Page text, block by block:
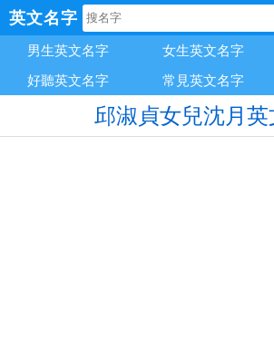
英文名字
男生英文名字 女生英文名字
好聽英文名字
常見英文名字
邱淑貞女兒沈月英